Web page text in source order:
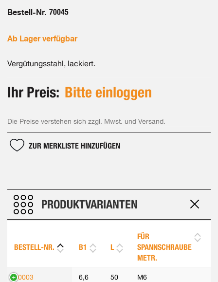
Bestell-Nr. 70045
Ab Lager verfügbar
Vergütungsstahl, lackiert.
Ihr Preis: Bitte einloggen
Die Preise verstehen sich zzgl. Mwst. und Versand.
ZUR MERKLISTE HINZUFÜGEN
PRODUKTVARIANTEN
BESTELL-NR. B1 L
FÜR
SPANNSCHRAUBE
METR.
70003 6,6 50 M6